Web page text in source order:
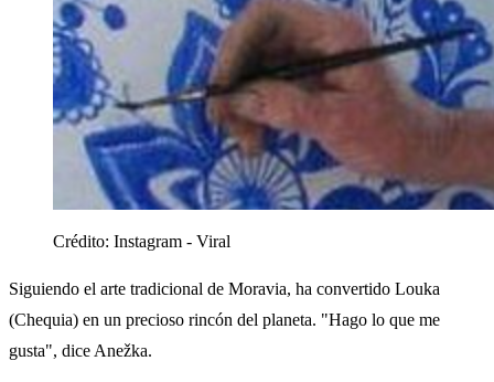
Crédito: Instagram - Viral
Siguiendo el arte tradicional de Moravia, ha convertido Louka
(Chequia) en un precioso rincón del planeta. "Hago lo que me
gusta", dice Anežka.